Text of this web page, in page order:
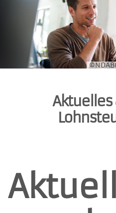
drei
maßgebend
Aktuelles